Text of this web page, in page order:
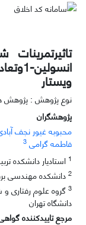
ویستار
نوع پژوهش : پژوهش
پژوهشگران
محبوبه غیور نجف
فاطمه گرامی 3
1 استادیار دانشکده
2 دانشکده مهندسی
3 گروه علوم رفتاری
دانشگاه تهران
مرجع تاییدکننده